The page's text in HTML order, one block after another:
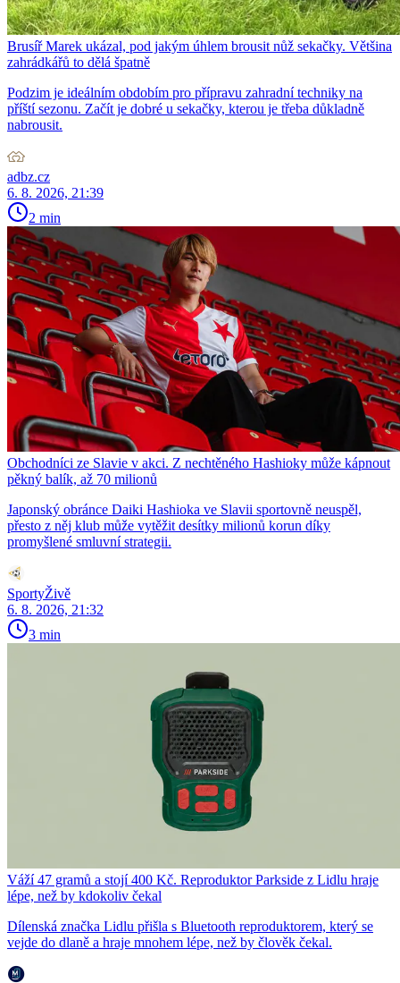
Brusíř Marek ukázal, pod jakým úhlem brousit nůž sekačky. Většina
zahrádkářů to dělá špatně
Podzim je ideálním obdobím pro přípravu zahradní techniky na
příští sezonu. Začít je dobré u sekačky, kterou je třeba důkladně
nabrousit.
adbz.cz
6. 8. 2026, 21:39
2 min
Obchodníci ze Slavie v akci. Z nechtěného Hashioky může kápnout
pěkný balík, až 70 milionů
Japonský obránce Daiki Hashioka ve Slavii sportovně neuspěl,
přesto z něj klub může vytěžit desítky milionů korun díky
promyšlené smluvní strategii.
SportyŽivě
6. 8. 2026, 21:32
3 min
Váží 47 gramů a stojí 400 Kč. Reproduktor Parkside z Lidlu hraje
lépe, než by kdokoliv čekal
Dílenská značka Lidlu přišla s Bluetooth reproduktorem, který se
vejde do dlaně a hraje mnohem lépe, než by člověk čekal.